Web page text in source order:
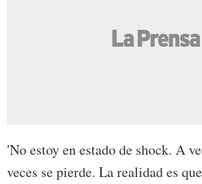
'No estoy en estado de shock. A
veces se pierde. La realidad es